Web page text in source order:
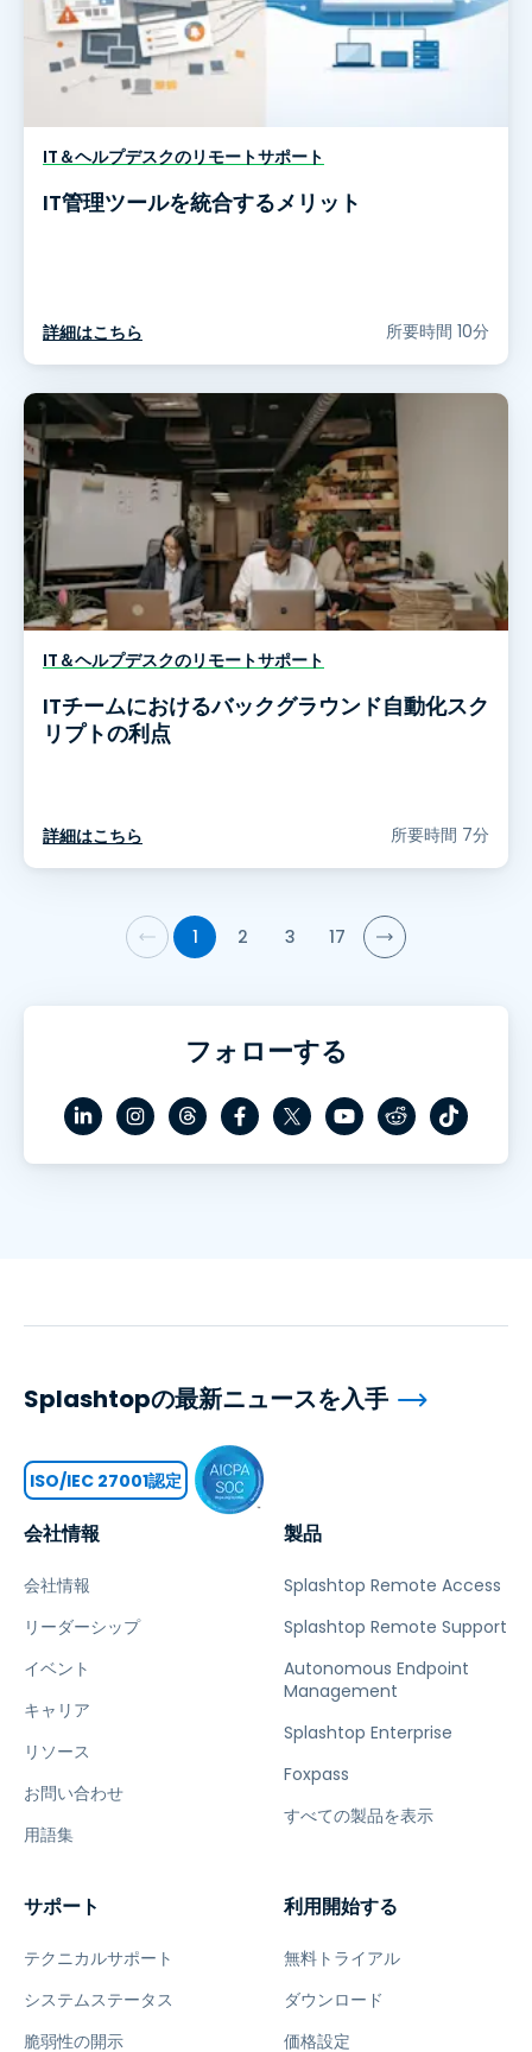
IT＆ヘルプデスクのリモートサポート
IT管理ツールを統合するメリット
詳細はこちら 所要時間 10分
IT＆ヘルプデスクのリモートサポート
ITチームにおけるバックグラウンド自動化スク
リプトの利点
詳細はこちら 所要時間 7分
1 2 3 17
フォローする
会社情報
会社情報
リーダーシップ
イベント
キャリア
リソース
お問い合わせ
用語集
製品
Splashtop Remote Access
Splashtop Remote Support
Autonomous Endpoint
Management
Splashtop Enterprise
Foxpass
すべての製品を表示
サポート
テクニカルサポート
システムステータス
脆弱性の開示
利用開始する
無料トライアル
ダウンロード
価格設定
Splashtopの最新ニュースを入手
ISO/IEC 27001認定